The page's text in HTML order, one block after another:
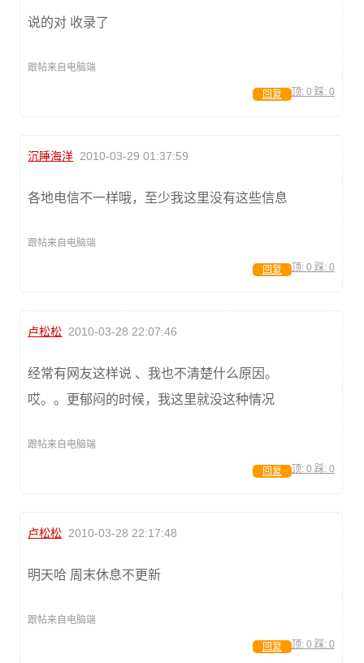
说的对 收录了
跟帖来自电脑端
顶: 0 踩: 0
回复
沉睡海洋 2010-03-29 01:37:59
各地电信不一样哦，至少我这里没有这些信息
跟帖来自电脑端
顶: 0 踩: 0
回复
卢松松 2010-03-28 22:07:46
经常有网友这样说 、我也不清楚什么原因。
哎。。更郁闷的时候，我这里就没这种情况
跟帖来自电脑端
顶: 0 踩: 0
回复
卢松松 2010-03-28 22:17:48
明天哈 周末休息不更新
跟帖来自电脑端
顶: 0 踩: 0
回复